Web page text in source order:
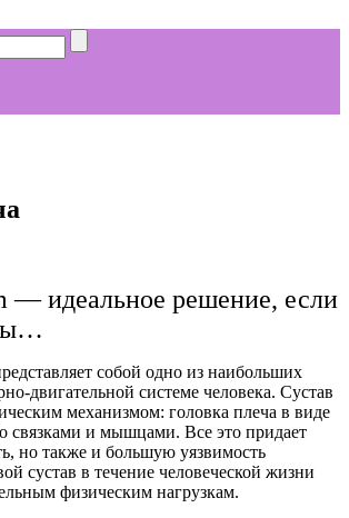
— идеальное решение, если
собой одно из наибольших
двигательной системе человека. Сустав
механизмом: головка плеча в виде
связками и мышцами. Все это придает
но также и большую уязвимость
сустав в течение человеческой жизни
физическим нагрузкам.